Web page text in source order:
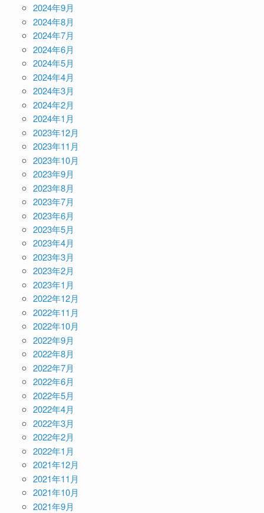
2024年9月
2024年8月
2024年7月
2024年6月
2024年5月
2024年4月
2024年3月
2024年2月
2024年1月
2023年12月
2023年11月
2023年10月
2023年9月
2023年8月
2023年7月
2023年6月
2023年5月
2023年4月
2023年3月
2023年2月
2023年1月
2022年12月
2022年11月
2022年10月
2022年9月
2022年8月
2022年7月
2022年6月
2022年5月
2022年4月
2022年3月
2022年2月
2022年1月
2021年12月
2021年11月
2021年10月
2021年9月